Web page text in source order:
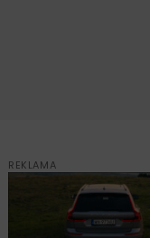
REKLAMA